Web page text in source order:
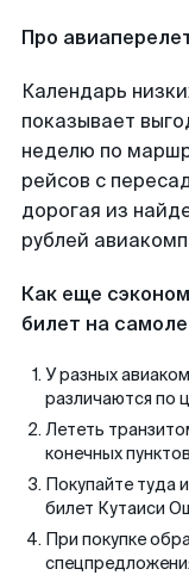
Про
Календарь
показывает
неделю по
рейсов с
дорогая из
рублей
Как еще
билет на
У разных
различаются по
Лететь
конечных
Покупайте туда
билет Кутаиси
При покупке